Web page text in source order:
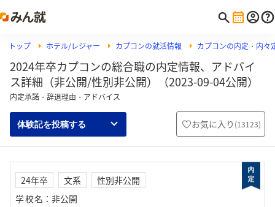
トップ ホテル/レジャー カプコンの就活情報 カプコンの内定・内々
2024年卒カプコンの総合職の内定情報、アドバイ
ス詳細（非公開/性別非公開）（2023-09-04公開）
内定承諾・辞退理由・アドバイス
体験記を投稿する お気に入り (13123)
24年卒 文系
性別非公開
学校名 ： 非公開